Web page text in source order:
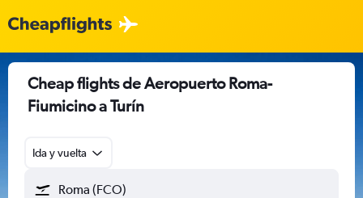
Cheap flights de Aeropuerto Roma-
Fiumicino a Turín
Ida y vuelta
Roma (FCO)